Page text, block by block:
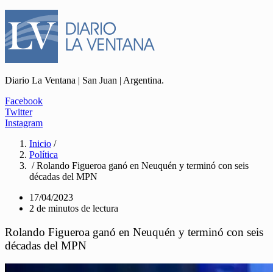
Diario La Ventana | San Juan | Argentina.
Facebook
Twitter
Instagram
Inicio /
Política
/ Rolando Figueroa ganó en Neuquén y terminó con seis
décadas del MPN
17/04/2023
2 de minutos de lectura
Rolando Figueroa ganó en Neuquén y terminó con seis
décadas del MPN